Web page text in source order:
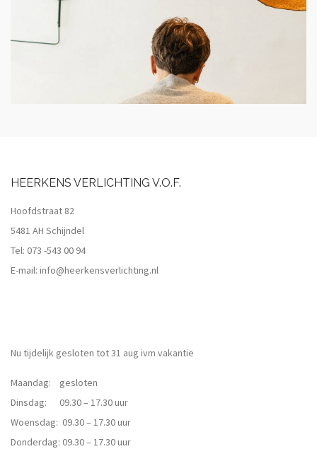
HEERKENS VERLICHTING V.O.F.
Hoofdstraat 82
5481 AH Schijndel
Tel: 073 -543 00 94
E-mail: info@heerkensverlichting.nl
Nu tijdelijk gesloten tot 31 aug ivm vakantie
Maandag: gesloten
Dinsdag: 09.30 – 17.30 uur
Woensdag: 09.30 – 17.30 uur
Donderdag: 09.30 – 17.30 uur